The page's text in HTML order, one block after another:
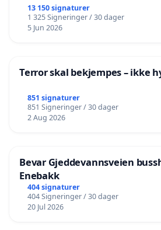
13 150 signaturer
1 325 Signeringer / 30 dager
5 Jun 2026
Terror skal bekjempes – ikke
851 signaturer
851 Signeringer / 30 dager
2 Aug 2026
Bevar Gjeddevannsveien
Enebakk
404 signaturer
404 Signeringer / 30 dager
20 Jul 2026